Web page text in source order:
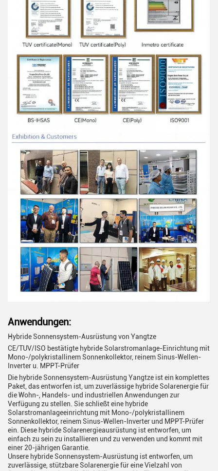
Anwendungen:
Hybride Sonnensystem-Ausrüstung von Yangtze
CE/TUV/ISO bestätigte hybride Solarstromanlage-Einrichtung mit
Mono-/polykristallinem Sonnenkollektor, reinem Sinus-Wellen-
Inverter u. MPPT-Prüfer
Die hybride Sonnensystem-Ausrüstung Yangtze ist ein komplettes
Paket, das entworfen ist, um zuverlässige hybride Solarenergie für
die Wohn-, Handels- und industriellen Anwendungen zur
Verfügung zu stellen. Sie schließt eine hybride
Solarstromanlageeinrichtung mit Mono-/polykristallinem
Sonnenkollektor, reinem Sinus-Wellen-Inverter und MPPT-Prüfer
ein. Diese hybride Solarenergieausrüstung ist entworfen, um
einfach zu sein zu installieren und zu verwenden und kommt mit
einer 20-jährigen Garantie.
Unsere hybride Sonnensystem-Ausrüstung ist entworfen, um
zuverlässige, stützbare Solarenergie für eine Vielzahl von